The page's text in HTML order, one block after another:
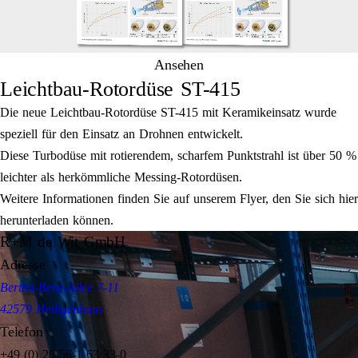
Ansehen
Leichtbau-Rotordüse ST-415
Die neue Leichtbau-Rotordüse ST-415 mit Keramikeinsatz wurde
speziell für den Einsatz an Drohnen entwickelt.
Diese Turbodüse mit rotierendem, scharfem Punktstrahl ist über 50 %
leichter als herkömmliche Messing-Rotordüsen.
Weitere Informationen finden Sie auf unserem Flyer, den Sie sich hier
herunterladen können.
R+M de Wit GmbH
Adresse
Bertha-Benz-Allee 7-11
42579 Heiligenhaus
Telefon
+49 (0) 20 56-1 63 33-0